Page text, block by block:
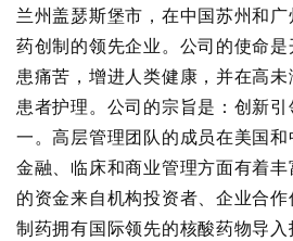
投
融
资
平
台
药
时
登录 注册
兰州盖瑟斯堡市，在中国苏州和
药创制的领先企业。公司的使命
患痛苦，增进人类健康，并在高
患者护理。公司的宗旨是：创新
一。高层管理团队的成员在美国和
金融、临床和商业管理方面有着
的资金来自机构投资者、企业合
制药拥有国际领先的核酸药物导